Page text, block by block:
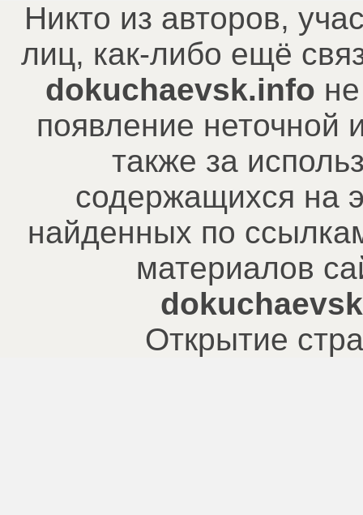
Никто из авторов,
лиц, как-либо ещё
dokuchaevsk.info
появление
также за
содержащихся на
найденных по
материалов
Открытие